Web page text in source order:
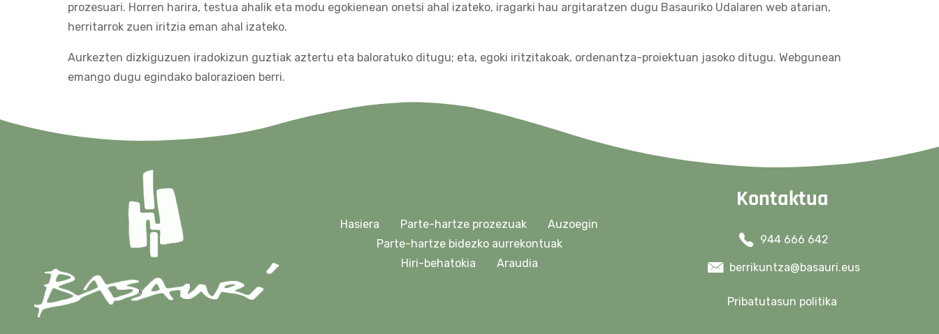
prozesuari. Horren harira, testua ahalik eta modu egokienean onetsi ahal izateko, iragarki hau argitaratzen dugu Basauriko Udalaren web atarian,
herritarrok zuen iritzia eman ahal izateko.
Aurkezten dizkiguzuen iradokizun guztiak aztertu eta baloratuko ditugu; eta, egoki iritzitakoak, ordenantza-proiektuan jasoko ditugu. Webgunean
emango dugu egindako balorazioen berri.
Hasiera Parte-hartze prozezuak
Auzoegin
Parte-hartze bidezko aurrekontuak
Hiri-behatokia
Araudia
Kontaktua
944 666 642
berrikuntza@basauri.eus
Pribatutasun politika